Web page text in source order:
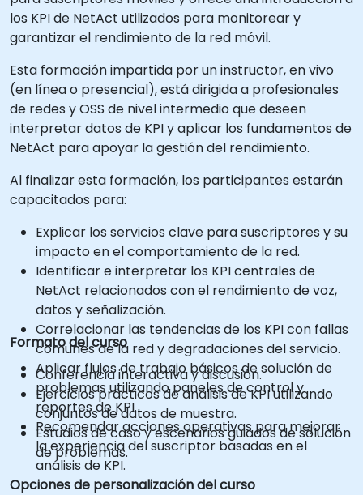
los KPI de NetAct utilizados para monitorear y
garantizar el rendimiento de la red móvil.
Esta formación impartida por un instructor, en vivo
(en línea o presencial), está dirigida a profesionales
de redes y OSS de nivel intermedio que deseen
interpretar datos de KPI y aplicar los fundamentos de
NetAct para apoyar la gestión del rendimiento.
Al finalizar esta formación, los participantes estarán
capacitados para:
Explicar los servicios clave para suscriptores y su
impacto en el comportamiento de la red.
Identificar e interpretar los KPI centrales de
NetAct relacionados con el rendimiento de voz,
datos y señalización.
Correlacionar las tendencias de los KPI con fallas
comunes de la red y degradaciones del servicio.
Aplicar flujos de trabajo básicos de solución de
problemas utilizando paneles de control y
reportes de KPI.
Recomendar acciones operativas para mejorar
la experiencia del suscriptor basadas en el
análisis de KPI.
Formato del curso
Conferencia interactiva y discusión.
Ejercicios prácticos de análisis de KPI utilizando
conjuntos de datos de muestra.
Estudios de caso y escenarios guiados de solución
de problemas.
Opciones de personalización del curso